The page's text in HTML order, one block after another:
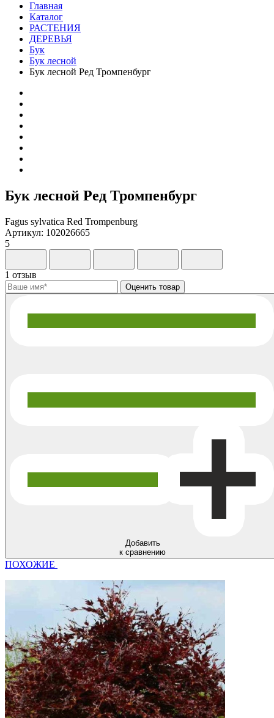
Главная
Каталог
РАСТЕНИЯ
ДЕРЕВЬЯ
Бук
Бук лесной
Бук лесной Ред Тромпенбург
Бук лесной Ред Тромпенбург
Fagus sylvatica Red Trompenburg
Артикул: 102026665
5
1 отзыв
Добавить
к сравнению
ПОХОЖИЕ